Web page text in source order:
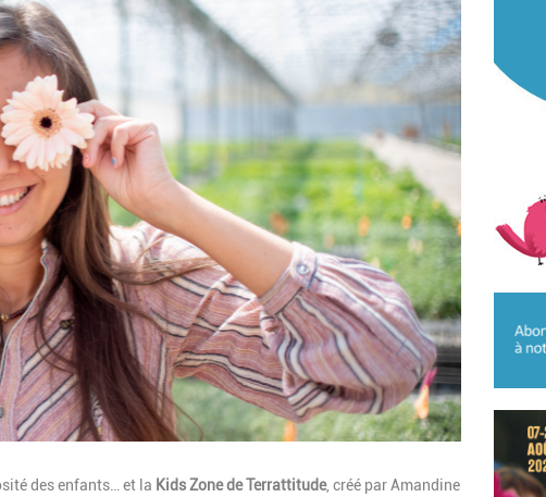
des enfants… et la Kids Zone de Terrattitude, créé par Amandine